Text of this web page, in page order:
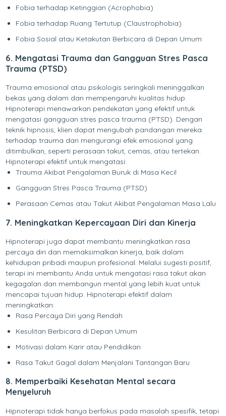
Fobia terhadap Ketinggian (Acrophobia)
Fobia terhadap Ruang Tertutup (Claustrophobia)
Fobia Sosial atau Ketakutan Berbicara di Depan Umum
6. Mengatasi Trauma dan Gangguan Stres Pasca
Trauma (PTSD)
Trauma emosional atau psikologis seringkali meninggalkan
bekas yang dalam dan mempengaruhi kualitas hidup.
Hipnoterapi menawarkan pendekatan yang efektif untuk
mengatasi gangguan stres pasca trauma (PTSD). Dengan
teknik hipnosis, klien dapat mengubah pandangan mereka
terhadap trauma dan mengurangi efek emosional yang
ditimbulkan, seperti perasaan takut, cemas, atau tertekan.
Hipnoterapi efektif untuk mengatasi:
Trauma Akibat Pengalaman Buruk di Masa Kecil
Gangguan Stres Pasca Trauma (PTSD)
Perasaan Cemas atau Takut Akibat Pengalaman Masa Lalu
7. Meningkatkan Kepercayaan Diri dan Kinerja
Hipnoterapi juga dapat membantu meningkatkan rasa
percaya diri dan memaksimalkan kinerja, baik dalam
kehidupan pribadi maupun profesional. Melalui sugesti positif,
terapi ini membantu Anda untuk mengatasi rasa takut akan
kegagalan dan membangun mental yang lebih kuat untuk
mencapai tujuan hidup. Hipnoterapi efektif dalam
meningkatkan:
Rasa Percaya Diri yang Rendah
Kesulitan Berbicara di Depan Umum
Motivasi dalam Karir atau Pendidikan
Rasa Takut Gagal dalam Menjalani Tantangan Baru
8. Memperbaiki Kesehatan Mental secara
Menyeluruh
Hipnoterapi tidak hanya berfokus pada masalah spesifik, tetapi